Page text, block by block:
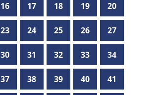
16 17 18 19 20
23 24 25 26 27
30 31 32 33 34
37 38 39 40 41